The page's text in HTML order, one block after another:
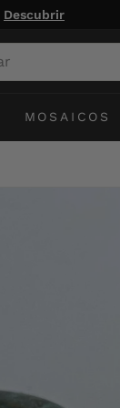
Descubrir
MOSAICOS